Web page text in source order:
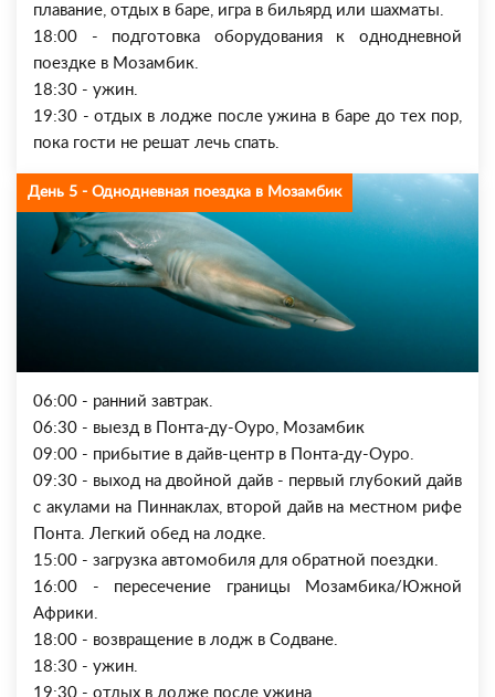
плавание, отдых в баре, игра в бильярд или шахматы.
18:00 - подготовка оборудования к однодневной
поездке в Мозамбик.
18:30 - ужин.
19:30 - отдых в лодже после ужина в баре до тех пор,
пока гости не решат лечь спать.
День 5 - Однодневная поездка в Мозамбик
06:00 - ранний завтрак.
06:30 - выезд в Понта-ду-Оуро, Мозамбик
09:00 - прибытие в дайв-центр в Понта-ду-Оуро.
09:30 - выход на двойной дайв - первый глубокий дайв
с акулами на Пиннаклах, второй дайв на местном рифе
Понта. Легкий обед на лодке.
15:00 - загрузка автомобиля для обратной поездки.
16:00 - пересечение границы Мозамбика/Южной
Африки.
18:00 - возвращение в лодж в Содване.
18:30 - ужин.
19:30 - отдых в лодже после ужина.